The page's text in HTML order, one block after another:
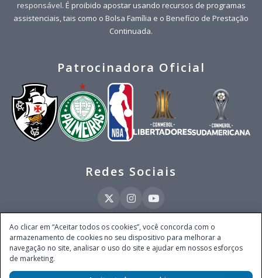
responsável. É proibido apostar usando recursos de programas
assistenciais, tais como o Bolsa Família e o Benefício de Prestação
Continuada.
Patrocinadora Oficial
Redes Sociais
Este site é operado pela Ventmear Brasil LTDA (CNPJ 52.868.380/0001-84), com
endereço na Avenida Brigadeiro Faria Lima, nº 4.055, 3º andar, Itaim Bibi, no
Município de São Paulo, Estado de São Paulo, CEP 04538-133, Brasil - empresa
autorizada a operar apostas de quota fixa em todo território nacional pela
Ao clicar em “Aceitar todos os cookies”, você concorda com o
armazenamento de cookies no seu dispositivo para melhorar a
navegação no site, analisar o uso do site e ajudar em nossos esforços
de marketing.